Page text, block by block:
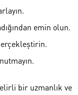
emin olun.
bir uzmanlık ve